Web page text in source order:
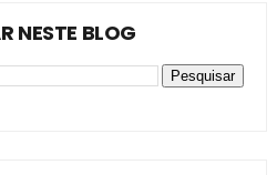
NESTE BLOG